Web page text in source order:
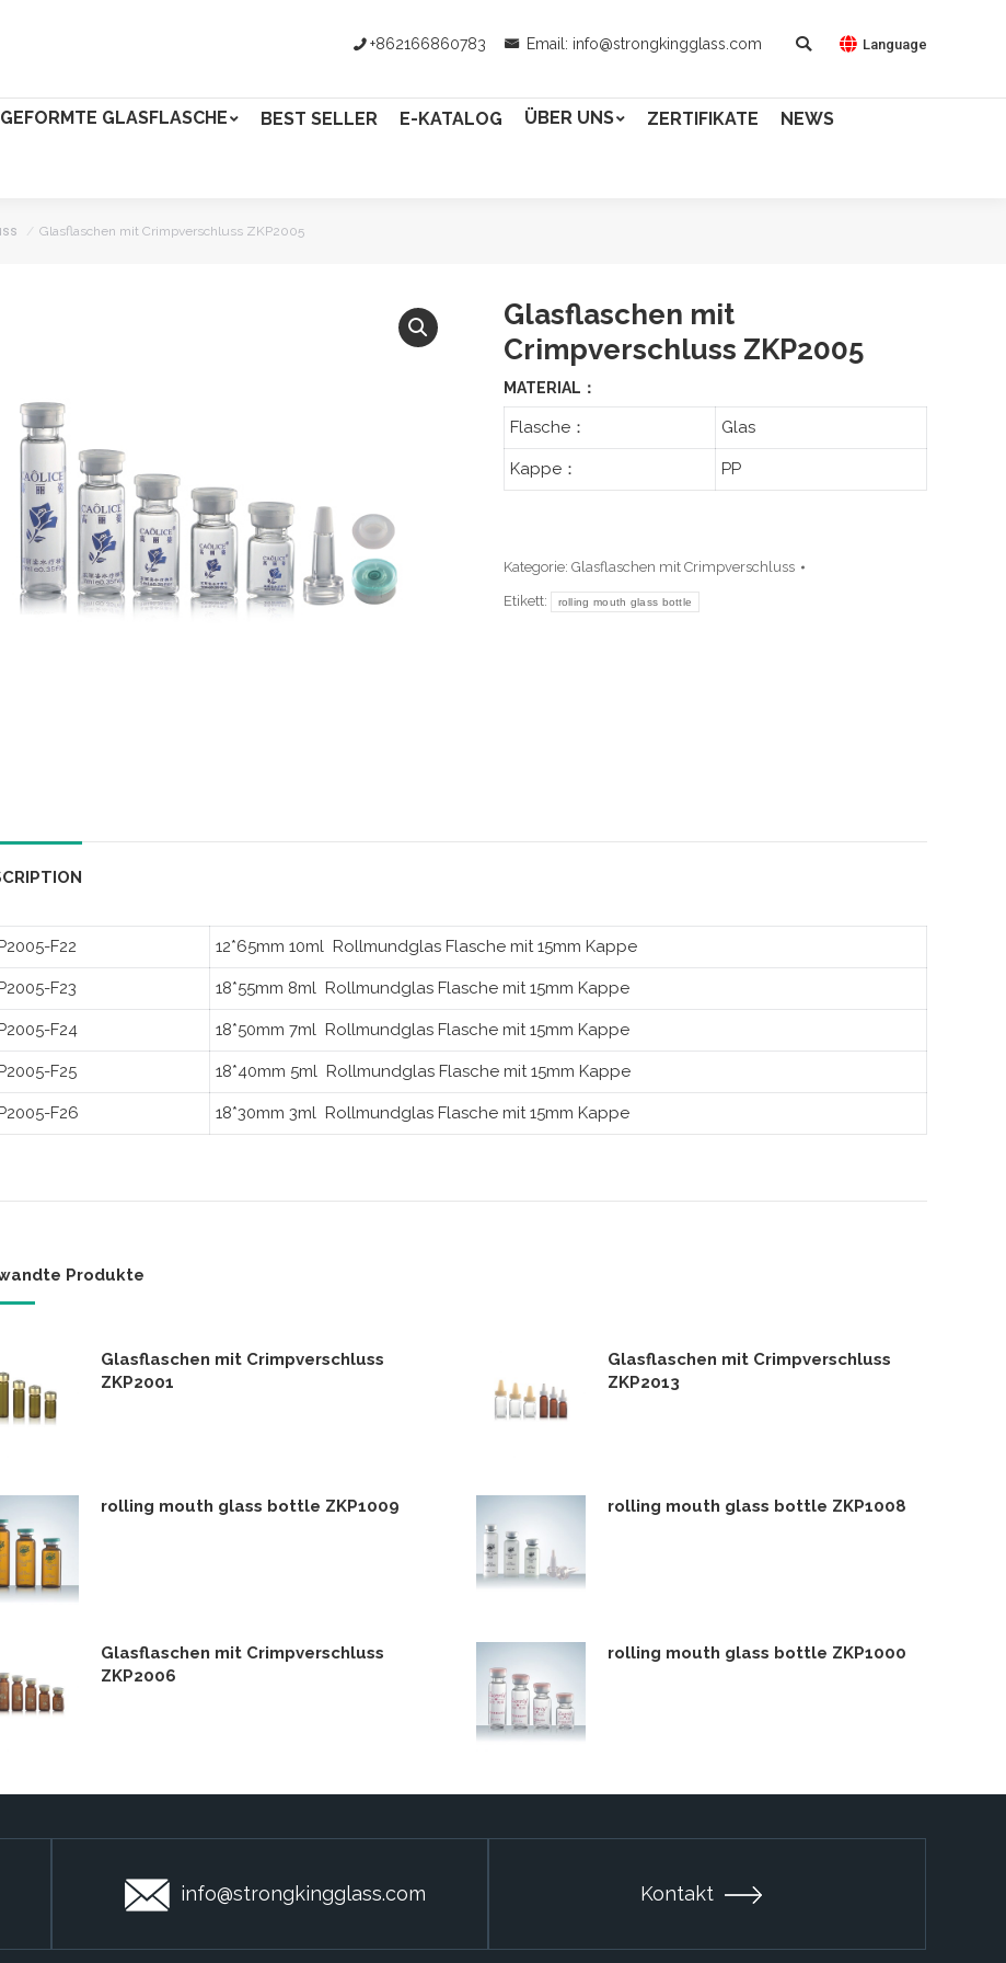
+862166860783 Email: info@strongkingglass.com Language
GEFORMTE GLASFLASCHE BEST SELLER E-KATALOG ÜBER UNS ZERTIFIKATE NEWS
Glasflaschen mit Crimpverschluss ZKP2005
Glasflaschen mit
Crimpverschluss ZKP2005
MATERIAL：
Flasche： Glas
Kappe： PP
Kategorie: Glasflaschen mit Crimpverschluss
Etikett: rolling mouth glass bottle
F22 12*65mm 10ml Rollmundglas Flasche mit 15mm Kappe
F23 18*55mm 8ml Rollmundglas Flasche mit 15mm Kappe
F24 18*50mm 7ml Rollmundglas Flasche mit 15mm Kappe
F25 18*40mm 5ml Rollmundglas Flasche mit 15mm Kappe
F26 18*30mm 3ml Rollmundglas Flasche mit 15mm Kappe
Produkte
Glasflaschen mit Crimpverschluss
ZKP2001
Glasflaschen mit Crimpverschluss
ZKP2013
rolling mouth glass bottle ZKP1009 rolling mouth glass bottle ZKP1008
Glasflaschen mit Crimpverschluss
ZKP2006
rolling mouth glass bottle ZKP1000
info@strongkingglass.com Kontakt